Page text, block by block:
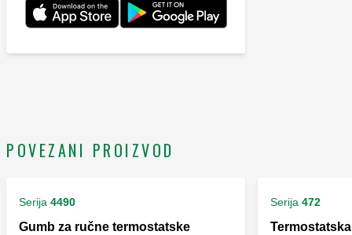
POVEZANI PROIZVOD
Serija 4490
Gumb za ručne termostatske
Serija 472